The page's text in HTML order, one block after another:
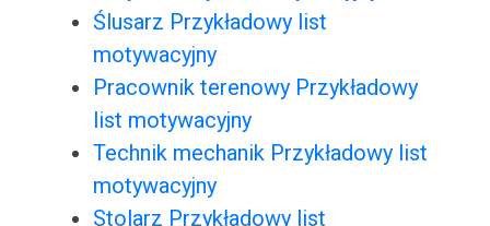
Ślusarz Przykładowy list
motywacyjny
Pracownik terenowy Przykładowy
list motywacyjny
Technik mechanik Przykładowy list
motywacyjny
Stolarz Przykładowy list